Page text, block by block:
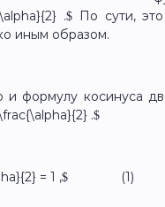
.$ По сути,
иным образом.
и формулу косинуса
.$
= 1 ,$ (1)